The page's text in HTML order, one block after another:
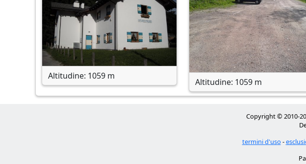
Altitudine: 1059 m
Altitudine: 1059 m
Copyright © 2010-
termini d'uso -